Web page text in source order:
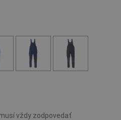
vždy zodpovedať